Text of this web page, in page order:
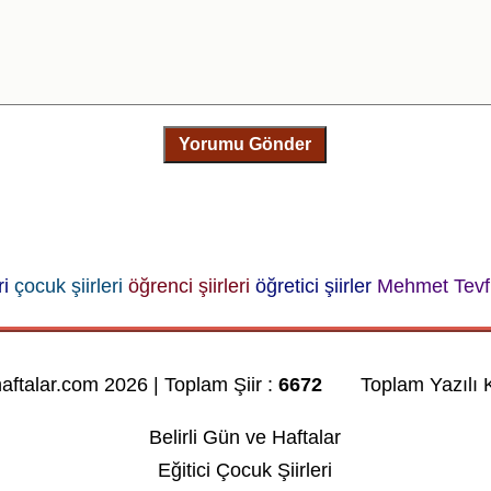
Yorumu Gönder
çocuk şiirleri öğrenci şiirleri öğretici şiirler Mehmet
2026 | Toplam Şiir :6672 Toplam Yazılı
Belirli Gün ve Haftalar
Eğitici Çocuk Şiirleri